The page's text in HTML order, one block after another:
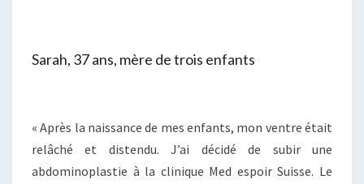
Sarah, 37 ans, mère de trois enfants
« Après la naissance de mes enfants, mon ventre était
relâché et distendu. J’ai décidé de subir une
abdominoplastie à la clinique Med espoir Suisse. Le